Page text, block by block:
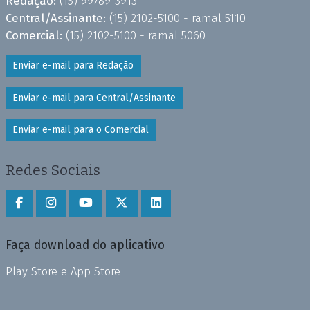
Central/Assinante: (15) 2102-5100 - ramal 5110
Comercial: (15) 2102-5100 - ramal 5060
Enviar e-mail para Redação
Enviar e-mail para Central/Assinante
Enviar e-mail para o Comercial
Redes Sociais
Faça download do aplicativo
Play Store e App Store